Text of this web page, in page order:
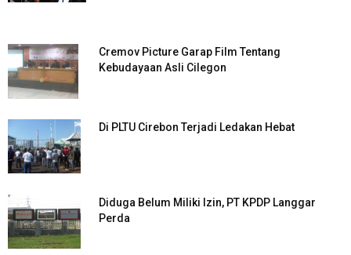
Cremov Picture Garap Film Tentang
Kebudayaan Asli Cilegon
Di PLTU Cirebon Terjadi Ledakan Hebat
Diduga Belum Miliki Izin, PT KPDP Langgar
Perda